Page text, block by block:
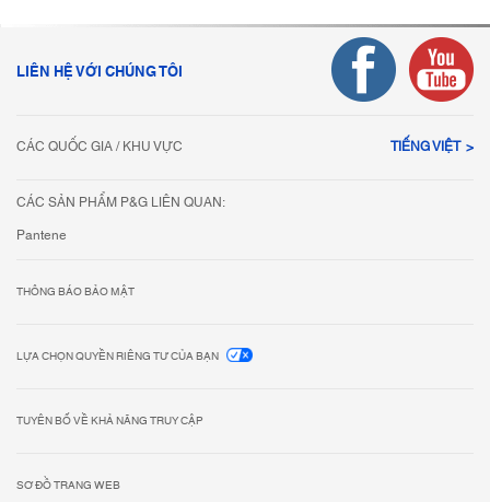
LIÊN HỆ VỚI CHÚNG TÔI
CÁC QUỐC GIA / KHU VỰC TIẾNG VIỆT
CÁC SẢN PHẨM P&G LIÊN QUAN:
Pantene
THÔNG BÁO BẢO MẬT
LỰA CHỌN QUYỀN RIÊNG TƯ CỦA BẠN
TUYÊN BỐ VỀ KHẢ NĂNG TRUY CẬP
SƠ ĐỒ TRANG WEB